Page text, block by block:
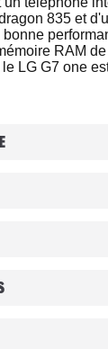
835 et
RAM
LG G7 one